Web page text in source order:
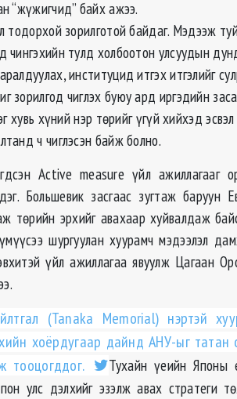
“жүжигчид” байх ажээ.
тодорхой зорилготой байдаг. Мэдээж
чингэхийн тулд холбоотон улсуудын
институцид итгэх итгэлийг
зорилгод чиглэх буюу ард иргэдийн
хувь хүний нэр төрийг үгүй хийхэд
ч чиглэсэн байж болно.
Active measure үйл ажиллагааг
Большевик засгаас зугтаж баруун
төрийн эрхийг авахаар хуйвалдаж
шургуулан хуурамч мэдээлэл
үйл ажиллагаа явуулж Цагаан
(Tanaka Memorial) нэртэй
хоёрдугаар дайнд АНУ-ыг татан
тооцогддог.
Тухайн үеийн Японы
улс дэлхийг эзэлж авах стратеги